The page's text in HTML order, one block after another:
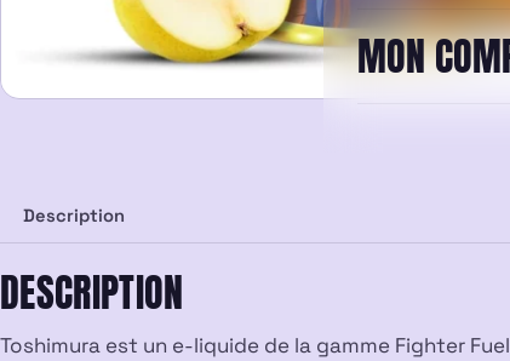
MON
Description
DESCRIPTION
Toshimura est un e-liquide de la gamme Fighter